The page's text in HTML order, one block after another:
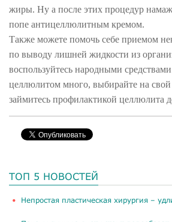
жиры. Ну а после этих процедур
попе антицеллюлитным кремом.
Также можете помочь себе приемом
по выводу лишней жидкости из
воспользуйтесь народными
целлюлитом много, выбирайте на
займитесь профилактикой целлюлита
ТОП 5 НОВОСТЕЙ
​Непростая пластическая хирургия –